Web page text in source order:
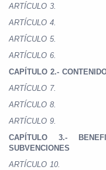
ARTÍCULO 3.
ARTÍCULO 4.
ARTÍCULO 5.
ARTÍCULO 6.
CAPÍTULO 2.-
ARTÍCULO 7.
ARTÍCULO 8.
ARTÍCULO 9.
CAPÍTULO 3.-
SUBVENCIONES
ARTÍCULO 10.